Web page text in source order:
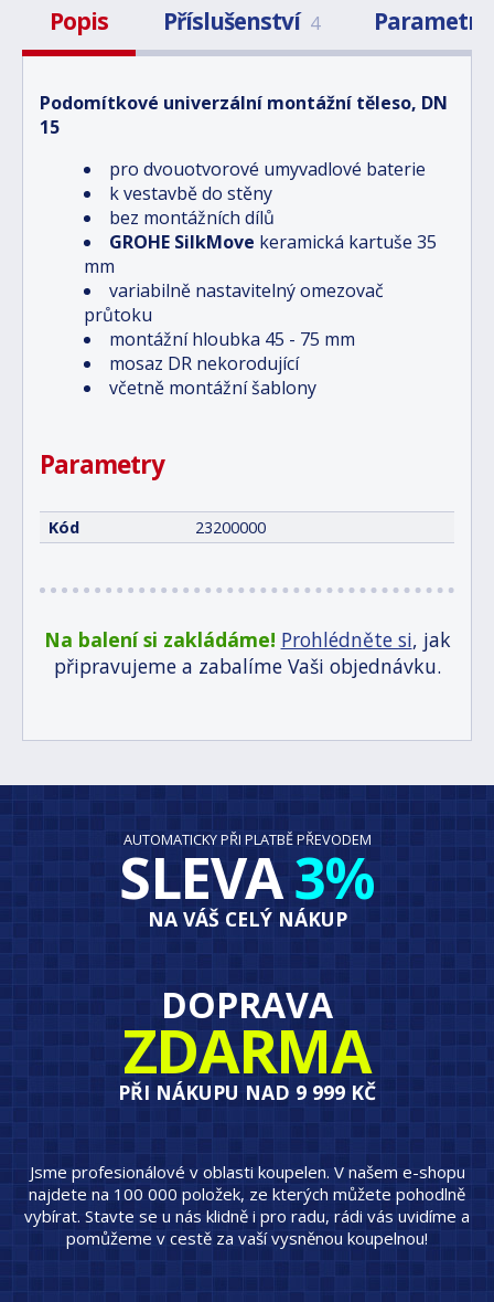
Popis Příslušenství 4 Parametry
Podomítkové univerzální montážní těleso, DN
15
pro dvouotvorové umyvadlové baterie
k vestavbě do stěny
bez montážních dílů
GROHE SilkMove keramická kartuše 35
mm
variabilně nastavitelný omezovač
průtoku
montážní hloubka 45 - 75 mm
mosaz DR nekorodující
včetně montážní šablony
Parametry
Kód 23200000
Na balení si zakládáme! Prohlédněte si, jak
připravujeme a zabalíme Vaši objednávku.
AUTOMATICKY PŘI PLATBĚ PŘEVODEM
SLEVA3%
NA VÁŠ CELÝ NÁKUP
DOPRAVA
ZDARMA
PŘI NÁKUPU NAD 9 999 KČ
Jsme profesionálové v oblasti koupelen. V našem e-shopu
najdete na 100 000 položek, ze kterých můžete pohodlně
vybírat. Stavte se u nás klidně i pro radu, rádi vás uvidíme a
pomůžeme v cestě za vaší vysněnou koupelnou!